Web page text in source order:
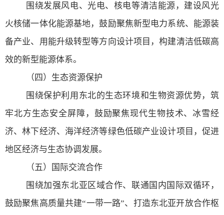
围绕发展风电、光电、核电等清洁能源，建设风光
火核储一体化能源基地，鼓励聚焦新型电力系统、能源装
备产业、用能升级转型等方向设计项目，构建清洁低碳高
效的新型能源体系。
（四）生态资源保护
围绕保护利用东北的生态环境和生物资源优势，筑
牢北方生态安全屏障，鼓励聚焦现代生物技术、冰雪经
济、林下经济、海洋经济等绿色低碳产业设计项目，促进
地区经济与生态协调发展。
（五）国际交流合作
围绕加强东北亚区域合作、联通国内国际双循环，
鼓励聚焦高质量共建“一带一路”、打造东北亚开放合作枢